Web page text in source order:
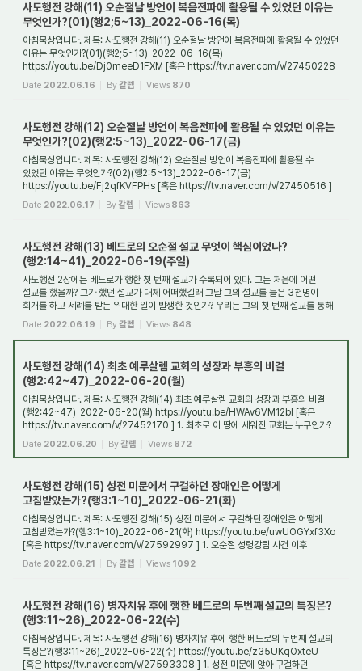
사도행전 강해(11) 오순절날 방언이 복음전파에 활용될 수 있었던 이유는
무엇인가?(01)(행2;5~13)_2022-06-16(목)
아침묵상입니다. 제목: 사도행전 강해(11) 오순절날 방언이 복음전파에 활용될 수 있었던
이유는 무엇인가?(01)(행2;5~13)_2022-06-16(목)
https://youtu.be/Dj0meeD1FXM [혹은 https://tv.naver.com/v/27450228
] 1. 오순절날 방언이 복음전파에 직접적으로 ...
Date 2022.06.16 By갈렙 Views 870
사도행전 강해(12) 오순절날 방언이 복음전파에 활용될 수 있었던 이유는
무엇인가?(02)(행2:5~13)_2022-06-17(금)
아침묵상입니다. 제목: 사도행전 강해(12) 오순절날 방언이 복음전파에 활용될 수
있었던 이유는 무엇인가?(02)(행2:5~13)_2022-06-17(금)
https://youtu.be/Fj2qfKVFPHs [혹은 https://tv.naver.com/v/27450516 ]
1. 방언 통역의 은사란 어떤 것인가? 방언 통...
Date 2022.06.17 By갈렙 Views 863
사도행전 강해(13) 베드로의 오순절 설교 무엇이 핵심이었나?
(행2:14~41)_2022-06-19(주일)
사도행전 2장에는 베드로가 행한 첫 번째 설교가 수록되어 있다. 그는 처음에 어떤
설교를 했을까? 그가 했던 설교가 대체 어떠했길래 그날 그의 설교를 들은 3천명이
회개를 하고 세례를 받는 위대한 일이 발생한 것인가? 우리는 그의 첫 번째 설교를 통해
오...
Date 2022.06.19 By갈렙 Views 848
사도행전 강해(14) 최초 예루살렘 교회의 성장과 부흥의 비결
(행2:42~47)_2022-06-20(월)
아침묵상입니다. 제목: 사도행전 강해(14) 최초 예루살렘 교회의 성장과 부흥의 비결
(행2:42~47)_2022-06-20(월) https://youtu.be/HWAv6VM12bI [혹은
https://tv.naver.com/v/27452170 ] 1. 최초로 이 땅에 세워진 교회는 누구인가?
오순절 성령강림과 더불어...
Date 2022.06.20 By갈렙 Views 872
사도행전 강해(15) 성전 미문에서 구걸하던 장애인은 어떻게
고침받았는가?(행3:1~10)_2022-06-21(화)
아침묵상입니다. 제목: 사도행전 강해(15) 성전 미문에서 구걸하던 장애인은 어떻게
고침받았는가?(행3:1~10)_2022-06-21(화) https://youtu.be/uwUOGYxf3Xo
[혹은 https://tv.naver.com/v/27592997 ] 1. 오순절 성령강림 사건 이후
베드로와 요한에게 또 무슨...
Date 2022.06.21 By갈렙 Views 1092
사도행전 강해(16) 병자치유 후에 행한 베드로의 두번째 설교의 특징은?
(행3:11~26)_2022-06-22(수)
아침묵상입니다. 제목: 사도행전 강해(16) 병자치유 후에 행한 베드로의 두번째 설교의
특징은?(행3:11~26)_2022-06-22(수) https://youtu.be/z35UKqOxteU
[혹은 https://tv.naver.com/v/27593308 ] 1. 성전 미문에 앉아 구걸하던